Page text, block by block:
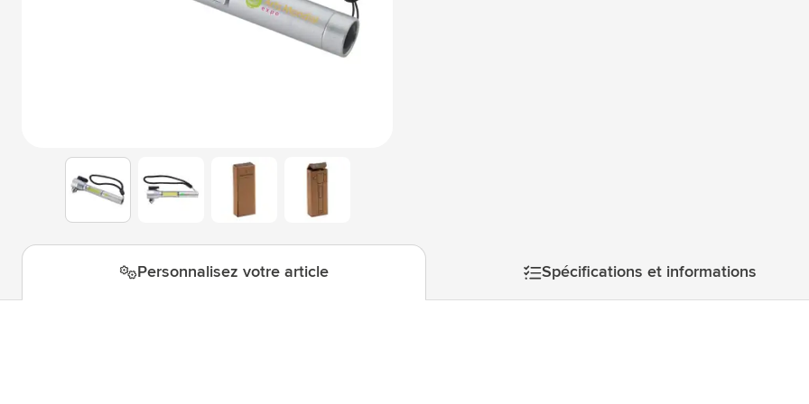
Afficher le sous-menu pour la catégorie Technologie & gadgets
Afficher le sous-menu pour la catégorie Giveaways
Afficher le sous-menu pour la catégorie Outdoor & Loisirs
Outils & Déplacements
Afficher le sous-menu pour la catégorie Outils & Déplacements
View larger imageView larger imageView larger image
Personnalisez votre article Spécifications et informations